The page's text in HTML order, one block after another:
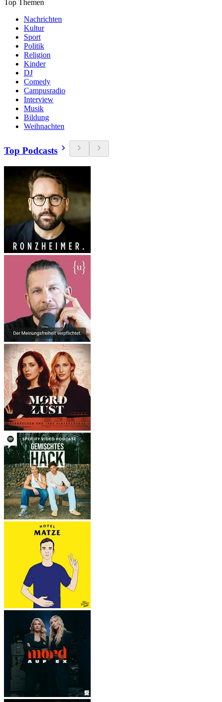
Top Themen
Nachrichten
Kultur
Sport
Politik
Religion
Kinder
DJ
Comedy
Campusradio
Interview
Musik
Bildung
Weihnachten
Top Podcasts